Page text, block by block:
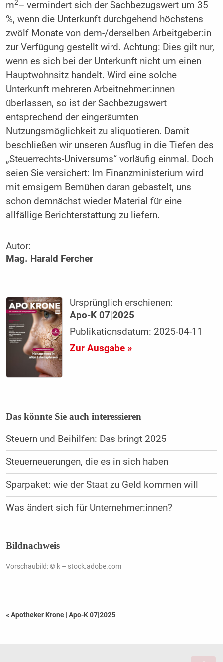
m2– vermindert sich der Sachbezugswert um 35
%, wenn die Unterkunft durchgehend höchstens
zwölf Monate von dem-/derselben Arbeitgeber:in
zur Verfügung gestellt wird. Achtung: Dies gilt nur,
wenn es sich bei der Unterkunft nicht um einen
Hauptwohnsitz handelt. Wird eine solche
Unterkunft mehreren Arbeitnehmer:innen
überlassen, so ist der Sachbezugswert
entsprechend der eingeräumten
Nutzungsmöglichkeit zu aliquotieren. Damit
beschließen wir unseren Ausflug in die Tiefen des
„Steuerrechts-Universums“ vorläufig einmal. Doch
seien Sie versichert: Im Finanzministerium wird
mit emsigem Bemühen daran gebastelt, uns
schon demnächst wieder Material für eine
allfällige Berichterstattung zu liefern.
Autor:
Mag. Harald Fercher
Ursprünglich erschienen:
Apo-K 07|2025
Publikationsdatum: 2025-04-11
Zur Ausgabe »
Das könnte Sie auch interessieren
Steuern und Beihilfen: Das bringt 2025
Steuerneuerungen, die es in sich haben
Sparpaket: wie der Staat zu Geld kommen will
Was ändert sich für Unternehmer:innen?
Bildnachweis
Vorschaubild: © k – stock.adobe.com
« Apotheker Krone |Apo-K 07|2025